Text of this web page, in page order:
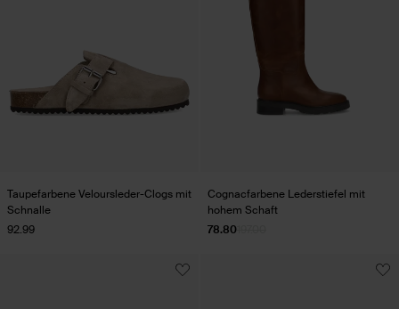
Taupefarbene Veloursleder-Clogs mit
Schnalle
92.99
Cognacfarbene Lederstiefel mit
hohem Schaft
78.80